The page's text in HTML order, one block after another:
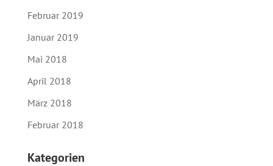
Februar 2019
Januar 2019
Mai 2018
April 2018
März 2018
Februar 2018
Kategorien